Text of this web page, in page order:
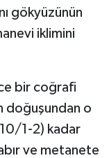
gökyüzünün
iklimini
bir coğrafi
doğuşundan o
1-2) kadar
ve metanete